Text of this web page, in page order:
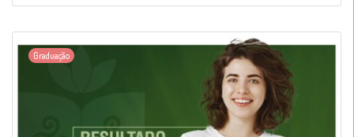
Graduação